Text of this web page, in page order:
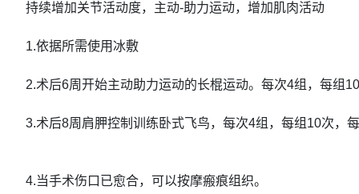
持续增加关节活动度，主动-助力运动，增加肌肉活动
1.依据所需使用冰敷
2.术后6周开始主动助力运动的长棍运动。每次4组，每组
3.术后8周肩胛控制训练卧式飞鸟，每次4组，每组10次，
4.当手术伤口已愈合，可以按摩瘢痕组织。